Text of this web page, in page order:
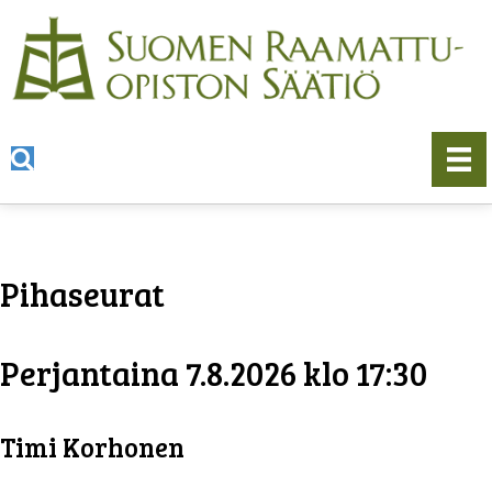
Pihaseurat
Perjantaina 7.8.2026 klo 17:30
Timi Korhonen